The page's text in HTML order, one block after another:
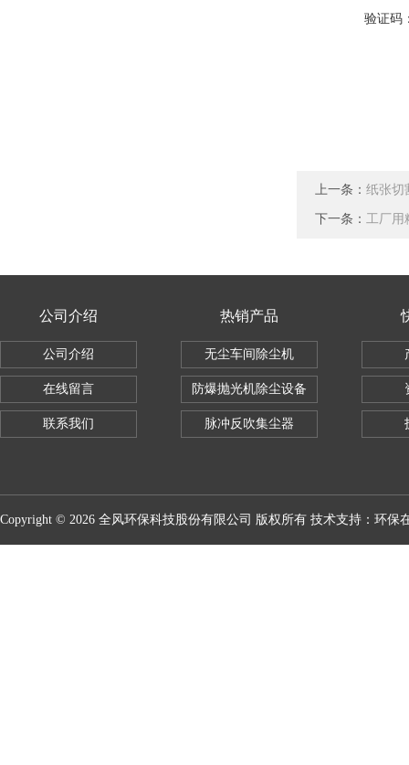
验证码
上一条： 纸张切
下一条： 工厂
公司介绍
公司介绍
在线留言
联系我们
热销产品
无尘车间除尘机
防爆抛光机除尘设备
脉冲反吹集尘器
Copyright © 2026 全风环保科技股份有限公司 版权所有 技术支持： 环保